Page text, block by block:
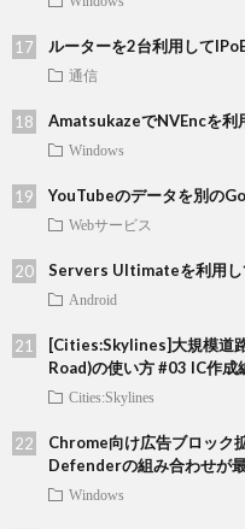
ルーターを2台利用して
通信
AmatsukazeでNVEncを利
Windows
YouTubeのデータを別の
Webサービス
Servers Ultimateを利用し
Android
[Cities:Skylines]大規模道
Road)の使い方 #03 IC作成
Cities:Skylines
Chrome向け広告ブロック
Defenderの組み合わせが
Windows